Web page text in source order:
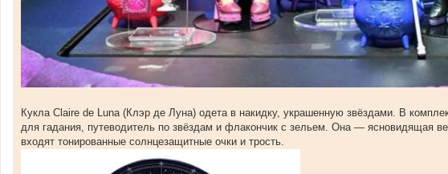
Кукла Claire de Luna (Клэр де Луна) одета в накидку, украшенную звёздами. В
для гадания, путеводитель по звёздам и флакончик с зельем. Она — ясновидящая
входят тонированные солнцезащитные очки и трость.